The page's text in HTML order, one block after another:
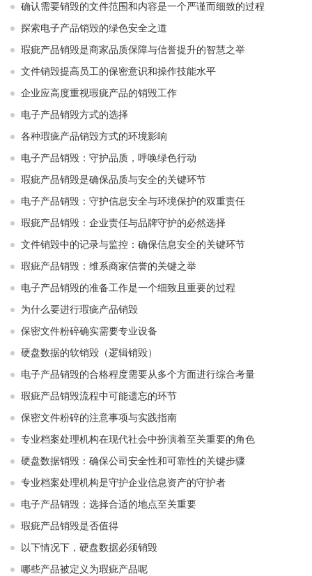
确认需要销毁的文件范围和内容是一个严谨而细致的过程
探索电子产品销毁的绿色安全之道
瑕疵产品销毁是商家品质保障与信誉提升的智慧之举
文件销毁提高员工的保密意识和操作技能水平
企业应高度重视瑕疵产品的销毁工作
电子产品销毁方式的选择
各种瑕疵产品销毁方式的环境影响
电子产品销毁：守护品质，呼唤绿色行动
瑕疵产品销毁是确保品质与安全的关键环节
电子产品销毁：守护信息安全与环境保护的双重责任
瑕疵产品销毁：企业责任与品牌守护的必然选择
文件销毁中的记录与监控：确保信息安全的关键环节
瑕疵产品销毁：维系商家信誉的关键之举
电子产品销毁的准备工作是一个细致且重要的过程
为什么要进行瑕疵产品销毁
保密文件粉碎确实需要专业设备
硬盘数据的软销毁（逻辑销毁）
电子产品销毁的合格程度需要从多个方面进行综合考量
瑕疵产品销毁流程中可能遗忘的环节
保密文件粉碎的注意事项与实践指南
专业档案处理机构在现代社会中扮演着至关重要的角色
硬盘数据销毁：确保公司安全性和可靠性的关键步骤
专业档案处理机构是守护企业信息资产的守护者
电子产品销毁：选择合适的地点至关重要
瑕疵产品销毁是否值得
以下情况下，硬盘数据必须销毁
哪些产品被定义为瑕疵产品呢